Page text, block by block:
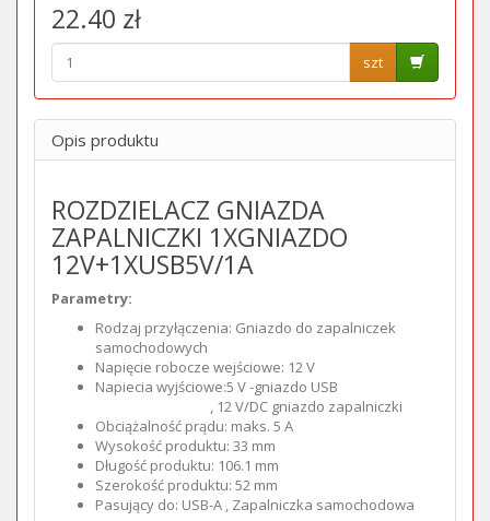
22.40 zł
szt
Opis produktu
ROZDZIELACZ GNIAZDA
ZAPALNICZKI 1XGNIAZDO
12V+1XUSB5V/1A
Parametry:
Rodzaj przyłączenia: Gniazdo do zapalniczek
samochodowych
Napięcie robocze wejściowe: 12 V
Napiecia wyjściowe:5 V -gniazdo USB
, 12 V/DC gniazdo zapalniczki
Obciążalność prądu: maks. 5 A
Wysokość produktu: 33 mm
Długość produktu: 106.1 mm
Szerokość produktu: 52 mm
Pasujący do: USB-A , Zapalniczka samochodowa